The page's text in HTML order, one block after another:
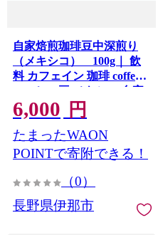
自家焙煎珈琲豆中深煎り
（メキシコ） 100g｜ 飲
料 カフェイン 珈琲 coffee
コーヒー豆 メキシコ 自家
焙煎珈琲豆 中深煎り 伊那
長野 信州 ふるさと納税
【006-28】
6,000 円
たまったWAON
POINTで寄附できる！
（0）
長野県伊那市